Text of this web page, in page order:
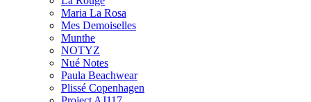
Maria La Rosa
Mes Demoiselles
Munthe
NOTYZ
Nué Notes
Paula Beachwear
Plissé Copenhagen